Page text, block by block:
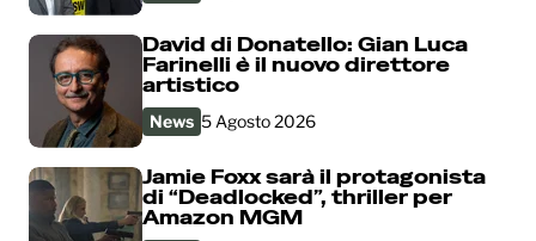
David di Donatello: Gian Luca
Farinelli è il nuovo direttore
artistico
News 5 Agosto 2026
Jamie Foxx sarà il protagonista
di “Deadlocked”, thriller per
Amazon MGM